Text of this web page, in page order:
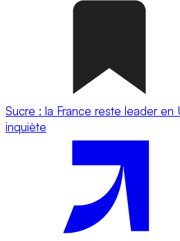
Sucre : la France reste leader en
inquiète